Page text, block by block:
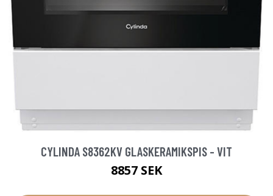
CYLINDA S8362KV GLASKERAMIKSPIS - VIT
8857 SEK